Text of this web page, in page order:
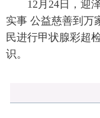
12月24日，迎泽
实事 公益慈善到万
民进行甲状腺彩超
识。